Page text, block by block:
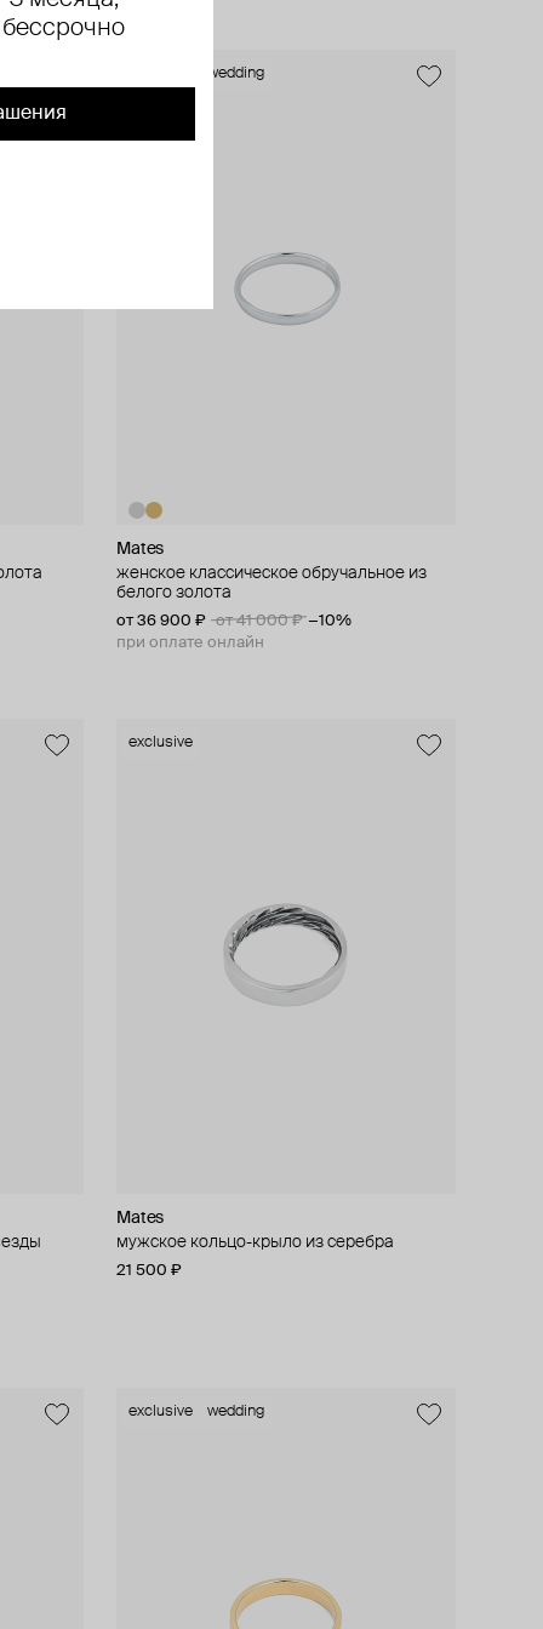
wedding
Mates
женское классическое обручальное из
белого золота
от 36 900 ₽ от 41 000 ₽ −10%
при оплате онлайн
exclusive
Mates
мужское кольцо-крыло из серебра
21 500 ₽
exclusive wedding